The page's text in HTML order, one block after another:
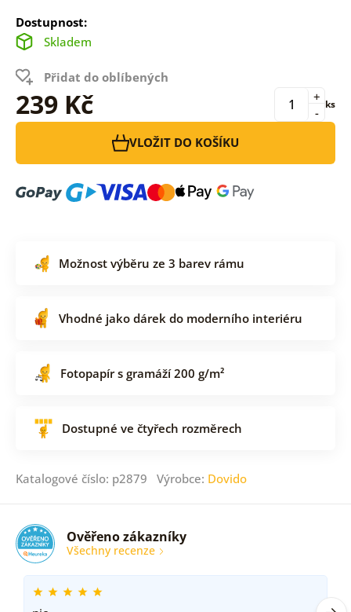
Dostupnost:
Skladem
Přidat do oblíbených
239 Kč -
+ ks
VLOŽIT DO KOŠÍKU
Možnost výběru ze 3 barev rámu
Vhodné jako dárek do moderního interiéru
Fotopapír s gramáží 200 g/m²
Dostupné ve čtyřech rozměrech
Katalogové číslo: p2879 Výrobce: Dovido
Ověřeno zákazníky
Všechny recenze